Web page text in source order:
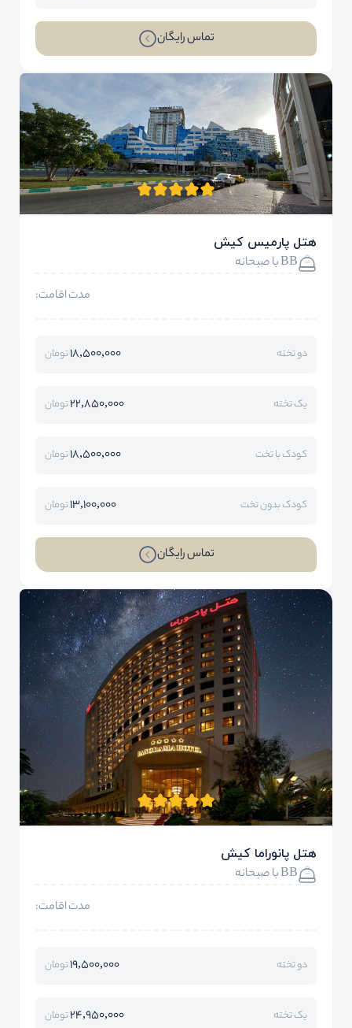
تماس رایگان
هتل پارمیس کیش
BB با صبحانه
مدت اقامت:
دو تخته 18,500,000تومان
یک تخته 22,850,000تومان
کودک با تخت 18,500,000تومان
کودک بدون تخت 13,100,000تومان
تماس رایگان
هتل پانوراما کیش
BB با صبحانه
مدت اقامت:
دو تخته 19,500,000تومان
یک تخته 24,950,000تومان